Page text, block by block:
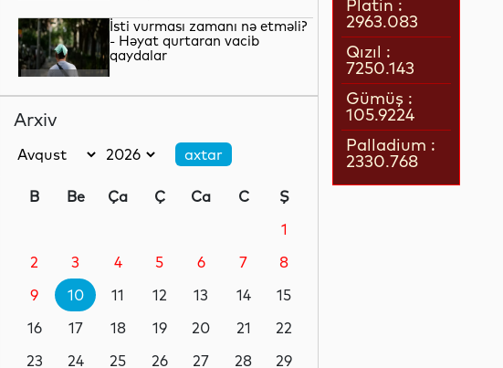
Maraqlı
İsti vurması zamanı nə etməli?
- Həyat qurtaran vacib
qaydalar
yayıldığını açıqlayıb
Dünya
suyun səviyyəsi rekord həddə
09 Avqust 18:49
Dünya
Rusiya və Pakistan ilk yük
istifadəyə verilməsinə
09 Avqust 18:31
Arxiv
B Be Ça Ç Ca C
Ş
1
2
3 4 5 6 7
8
9
10 11 12 13 14
15
16
17 18 19 20 21
22
23
24 25 26 27 28
29
Platin :
2963.083
Qızıl :
7250.143
Gümüş :
105.9224
Palladium :
2330.768